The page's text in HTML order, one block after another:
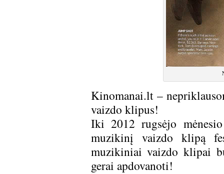
Kinomanai.lt –
vaizdo klipus!
Iki 2012 rugsėjo
muzikinį vaizdo klipą
muzikiniai vaizdo klipai
gerai apdovanoti!